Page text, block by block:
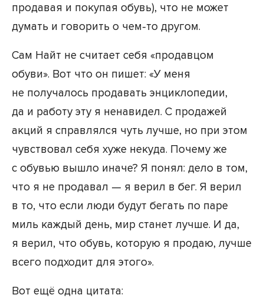
продавая и покупая обувь), что не может
думать и говорить о чем-то другом.
Сам Найт не считает себя «продавцом
обуви». Вот что он пишет: «У меня
не получалось продавать энциклопедии,
да и работу эту я ненавидел. С продажей
акций я справлялся чуть лучше, но при этом
чувствовал себя хуже некуда. Почему же
с обувью вышло иначе? Я понял: дело в том,
что я не продавал — я верил в бег. Я верил
в то, что если люди будут бегать по паре
миль каждый день, мир станет лучше. И да,
я верил, что обувь, которую я продаю, лучше
всего подходит для этого».
Вот ещё одна цитата: